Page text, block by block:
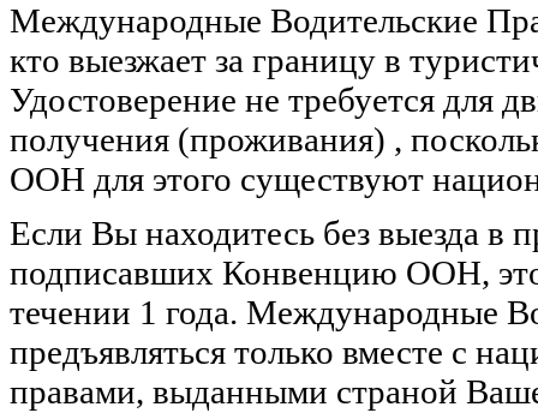
Международные Водительские
кто выезжает за границу в
Удостоверение не требуется для
получения (проживания) ,
ООН для этого существуют
Если Вы находитесь без выезда в
подписавших Конвенцию ООН,
течении 1 года. Международные
предъявляться только вместе с
правами, выданными страной